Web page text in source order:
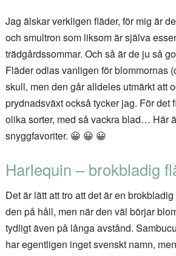
Jag älskar verkligen fläder, för mig är
och smultron som liksom är själva
trädgårdssommar. Och så är de ju så
Fläder odlas vanligen för blommornas
skull, men den går alldeles utmärkt att
prydnadsväxt också tycker jag. För det
olika sorter, med så vackra blad… Här
snyggfavoriter. 😀 😀 😀
Harlequin – brokbladig
Det är lätt att tro att det är en
den på håll, men när den väl börjar
tydligt även på långa avstånd.
har egentligen inget svenskt namn,